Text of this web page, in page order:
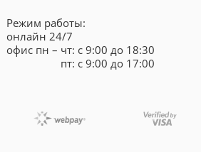
Режим работы:
онлайн 24/7
офис пн – чт: с 9:00 до 18:30
пт: с 9:00 до 17:00